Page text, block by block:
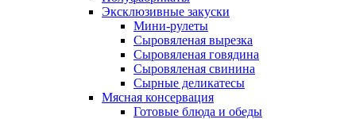
Эксклюзивные закуски
Мини-рулеты
Сыровяленая вырезка
Сыровяленая говядина
Сыровяленая свинина
Сырные деликатесы
Мясная консервация
Готовые блюда и обеды